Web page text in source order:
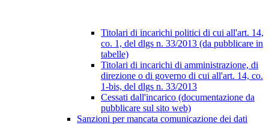
Titolari di incarichi politici di cui all'art. 14,
co. 1, del dlgs n. 33/2013 (da pubblicare in
tabelle)
Titolari di incarichi di amministrazione, di
direzione o di governo di cui all'art. 14, co.
1-bis, del dlgs n. 33/2013
Cessati dall'incarico (documentazione da
pubblicare sul sito web)
Sanzioni per mancata comunicazione dei dati